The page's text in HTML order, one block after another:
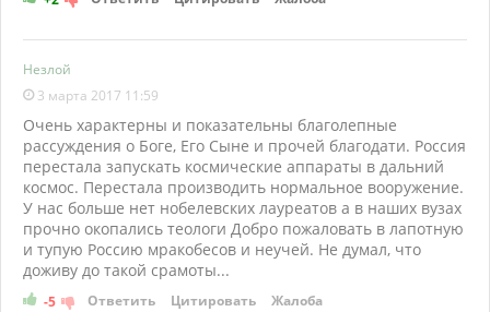
Незлой
3 марта 2017 11:59
Очень характерны и показательны благолепные
рассуждения о Боге, Его Сыне и прочей благодати. Россия
перестала запускать космические аппараты в дальний
космос. Перестала производить нормальное вооружение.
У нас больше нет нобелевских лауреатов а в наших вузах
прочно окопались теологи Добро пожаловать в лапотную
и тупую Россию мракобесов и неучей. Не думал, что
доживу до такой срамоты...
-5 Ответить Цитировать Жалоба